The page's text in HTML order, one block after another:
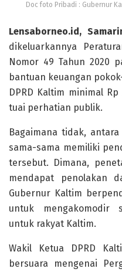
Doc foto Pribadi : Gubernur
Lensaborneo.id,
dikeluarkannya
Nomor 49 Tahun 2020
bantuan keuangan
DPRD Kaltim minimal
tuai perhatian publik.
Bagaimana tidak,
sama-sama memiliki
tersebut. Dimana,
mendapat penolakan
Gubernur Kaltim
untuk mengakomodir
untuk rakyat Kaltim.
Wakil Ketua DPRD
bersuara mengenai